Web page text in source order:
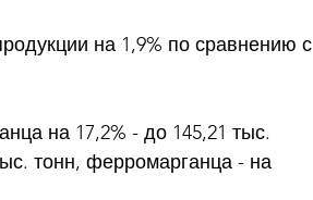
на 1,9% по сравнению с
на 17,2% - до 145,21 тыс.
тонн, ферромарганца - на